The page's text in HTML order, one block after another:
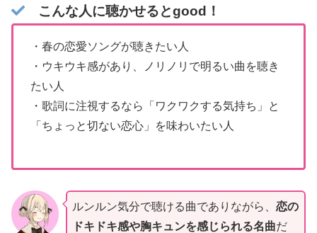
こんな人に聴かせるとgood！
・春の恋愛ソングが聴きたい人
・ウキウキ感があり、ノリノリで明るい曲を聴き
たい人
・歌詞に注視するなら「ワクワクする気持ち」と
「ちょっと切ない恋心」を味わいたい人
ルンルン気分で聴ける曲でありながら、 恋の
ドキドキ感や胸キュンを感じられる名曲だ